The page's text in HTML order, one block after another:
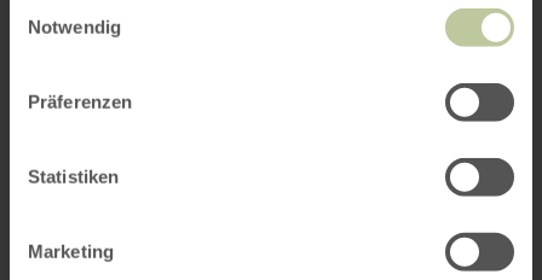
Notwendig
Präferenzen
Statistiken
Marketing